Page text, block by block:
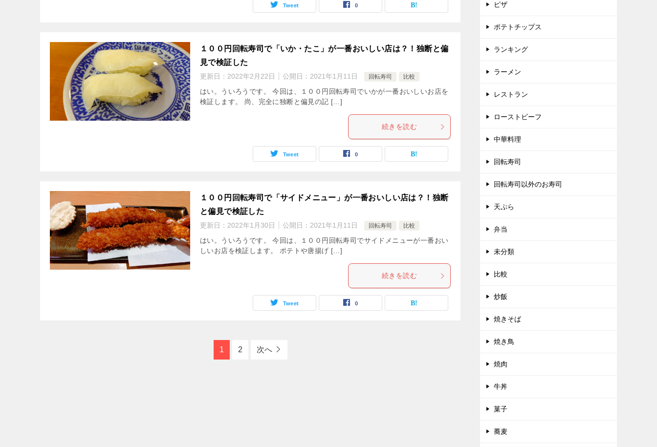
Tweet 0
１００円回転寿司で「いか・たこ」が一番おいしい店は？！独断と偏
見で検証した
更新日： 2022年2月22日 公開日： 2021年1月11日 回転寿司 比較
はい。ういろうです。 今回は、１００円回転寿司でいかが一番おいしいお店を
検証します。 尚、完全に独断と偏見の記 […]
続きを読む
Tweet 0
１００円回転寿司で「サイドメニュー」が一番おいしい店は？！独断
と偏見で検証した
更新日： 2022年1月30日 公開日： 2021年1月11日 回転寿司 比較
はい。ういろうです。 今回は、１００円回転寿司でサイドメニューが一番おい
しいお店を検証します。 ポテトや唐揚げ […]
続きを読む
Tweet 0
1 2 次へ
ピザ
ポテトチップス
ランキング
ラーメン
レストラン
ローストビーフ
中華料理
回転寿司
回転寿司以外のお寿司
天ぷら
弁当
未分類
比較
炒飯
焼きそば
焼き鳥
焼肉
牛丼
菓子
蕎麦